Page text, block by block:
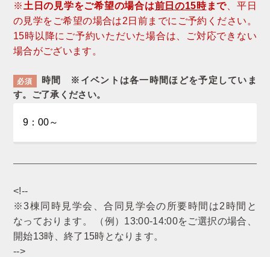
※ 土日の見学をご希望の場合は前日の15時まで 、平日
の見学をご希望の場合は2日前までにご予約ください。
15時以降にご予約いただいた場合は、ご対応できない
場合がございます。
必須
時間 ※イベントは各一時間ほどを予定していま
す。ご了承ください。
<!--
※3棟同時見学会、合同見学会の所要時間は2時間と
なっております。 （例）13:00-14:00をご選択の場合、
開始13時、終了15時となります。
-->